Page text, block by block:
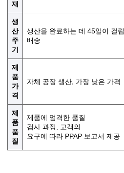
재
생
산
주
기
생산을 완료하는 데 45일이 걸
배송
제
품
가
격
자체 공장 생산, 가장 낮은 가격
제
품
품
질
제품에 엄격한 품질
검사 과정, 고객의
요구에 따라 PPAP 보고서 제공